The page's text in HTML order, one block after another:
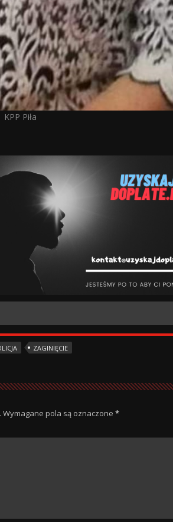
KPP Piła
ZAGINIĘCIE
Wymagane pola są oznaczone *